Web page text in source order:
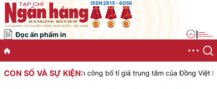
ISSN 2815 - 6056
Đọc ấn phẩm in
CON SỐ VÀ SỰ KIỆN:
Việt Nam công bố tỉ giá trung tâm của Đồng Việt Nam với Đô